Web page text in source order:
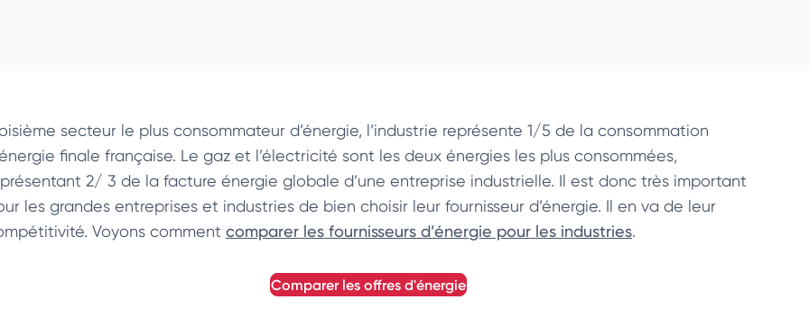
secteur le plus consommateur d’énergie, l’industrie représente 1/5 de la consommation
finale française. Le gaz et l’électricité sont les deux énergies les plus consommées,
2/ 3 de la facture énergie globale d’une entreprise industrielle. Il est donc très important
les grandes entreprises et industries de bien choisir leur fournisseur d’énergie. Il en va de leur
Voyons comment comparer les fournisseurs d’énergie pour les industries.
comparer les offres d'énergie